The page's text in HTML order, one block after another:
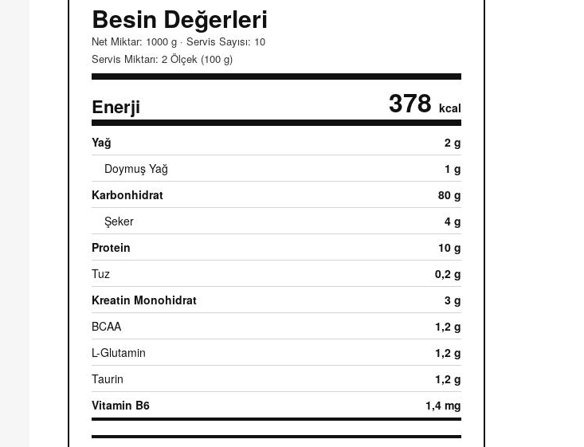
Besin Değerleri
Net Miktar: 1000 g · Servis Sayısı: 10
Servis Miktarı: 2 Ölçek (100 g)
Enerji 378 kcal
Yağ
2 g
Doymuş Yağ
1 g
Karbonhidrat
80 g
Şeker
4 g
Protein
10 g
Tuz
0,2 g
Kreatin Monohidrat
3 g
BCAA
1,2 g
L-Glutamin
1,2 g
Taurin
1,2 g
Vitamin B6
1,4 mg